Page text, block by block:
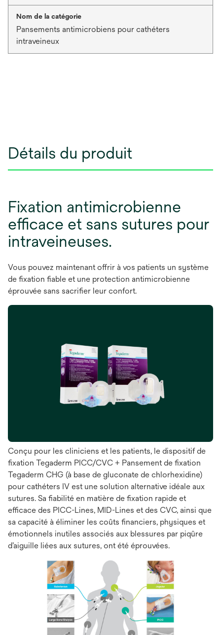
Nom de la catégorie
Pansements antimicrobiens pour cathéters
intraveineux
Détails du produit
Fixation antimicrobienne
efficace et sans sutures pour
intraveineuses.
Vous pouvez maintenant offrir à vos patients un système
de fixation fiable et une protection antimicrobienne
éprouvée sans sacrifier leur confort.
Conçu pour les cliniciens et les patients, le dispositif de
fixation Tegaderm PICC/CVC + Pansement de fixation
Tegaderm CHG (à base de gluconate de chlorhexidine)
pour cathéters IV est une solution alternative idéale aux
sutures. Sa fiabilité en matière de fixation rapide et
efficace des PICC-Lines, MID-Lines et des CVC, ainsi que
sa capacité à éliminer les coûts financiers, physiques et
émotionnels inutiles associés aux blessures par piqûre
d’aiguille liées aux sutures, ont été éprouvées.